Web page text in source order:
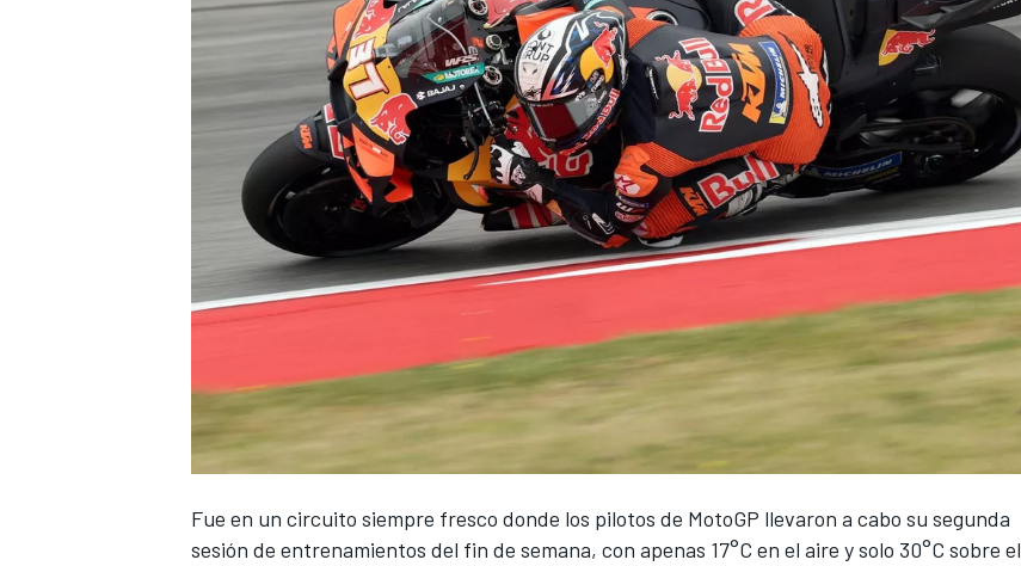
Fue en un circuito siempre fresco donde los pilotos de MotoGP llevaron a cabo su segunda
sesión de entrenamientos del fin de semana, con apenas 17°C en el aire y solo 30°C sobre el